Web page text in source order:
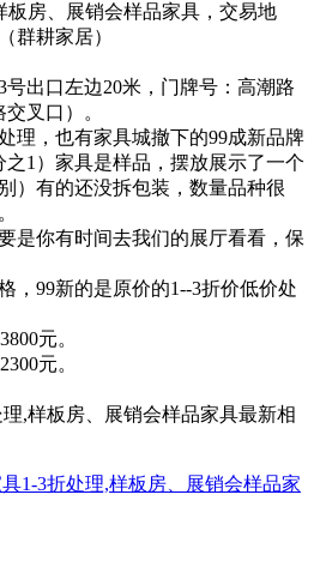
房、展销会样品家具， 交易地
群耕家居）
出口左边2​‌‌0米，门牌号：高潮路
叉口）。
理，也有家具城撤下的99成新品牌
1）家具是样品，摆放展示了一个
）有的还没拆包装，数量品种很
是你有时间去我们的展厅看看，保
，99新的是原价的1--3折价低价处
元。
元。
,样板房、展销会样品家具最新相
1-3折处理,样板房、展销会样品家